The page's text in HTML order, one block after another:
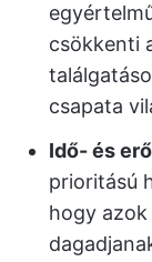
csökkenti
csapata
Idő- és
prioritású
hogy